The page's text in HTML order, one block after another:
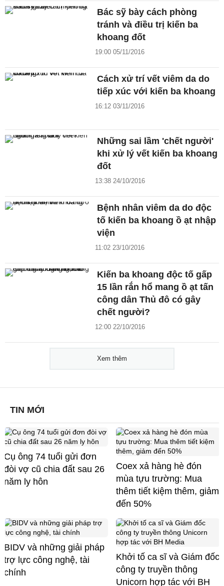
Bác sỹ bày cách phòng
tránh và điều trị kiến ba
khoang đốt
19:00 05/11/2016
Cách xử trí vết viêm da do
tiếp xúc với kiến ba khoang
16:12 03/11/2016
Những sai lầm 'chết người'
khi xử lý vết kiến ba khoang
đốt
13:38 24/10/2016
Bệnh nhân viêm da do độc
tố kiến ba khoang ồ ạt nhập
viện
11:02 23/10/2016
Kiến ba khoang độc tố gấp
15 lần rắn hổ mang ồ ạt tấn
công dân Thủ đô có gây
chết người?
12:00 22/10/2016
Xem thêm
TIN MỚI
Cụ ông 74 tuổi gửi đơn
đòi vợ cũ chia đất sau 26
năm ly hôn
Coex xả hàng hè đón
mùa tựu trường: Mua
thêm tiết kiệm thêm, giảm
đến 50%
BIDV và những giải pháp
trợ lực công nghệ, tài
chính
Khởi tố ca sĩ và Giám đốc
công ty truyền thông
Unicorn hợp tác với BH